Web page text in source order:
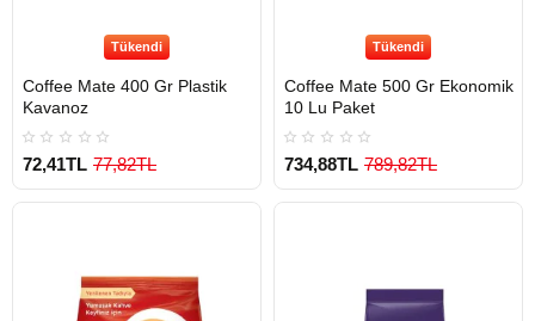
Tükendi
Coffee Mate 400 Gr Plastik
Kavanoz
72,41TL 77,82TL
Tükendi
Coffee Mate 500 Gr Ekonomik
10 Lu Paket
734,88TL 789,82TL